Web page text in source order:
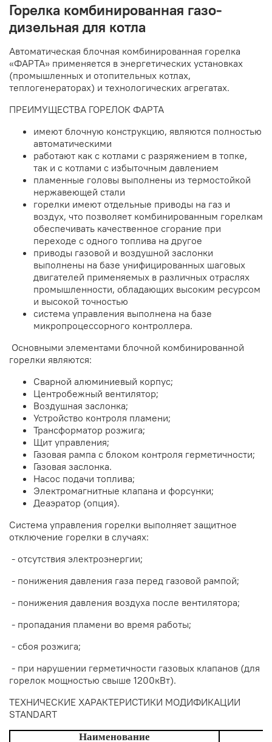
Горелка комбинированная газо-
дизельная для котла
Автоматическая блочная комбинированная горелка
«ФАРТА» применяется в энергетических установках
(промышленных и отопительных котлах,
теплогенераторах) и технологических агрегатах.
ПРЕИМУЩЕСТВА ГОРЕЛОК ФАРТА
имеют блочную конструкцию, являются полностью
автоматическими
работают как с котлами с разряжением в топке,
так и с котлами с избыточным давлением
пламенные головы выполнены из термостойкой
нержавеющей стали
горелки имеют отдельные приводы на газ и
воздух, что позволяет комбинированным горелкам
обеспечивать качественное сгорание при
переходе с одного топлива на другое
приводы газовой и воздушной заслонки
выполнены на базе унифицированных шаговых
двигателей применяемых в различных отраслях
промышленности, обладающих высоким ресурсом
и высокой точностью
система управления выполнена на базе
микропроцессорного контроллера.
Основными элементами блочной комбинированной
горелки являются:
Сварной алюминиевый корпус;
Центробежный вентилятор;
Воздушная заслонка;
Устройство контроля пламени;
Трансформатор розжига;
Щит управления;
Газовая рампа с блоком контроля герметичности;
Газовая заслонка.
Насос подачи топлива;
Электромагнитные клапана и форсунки;
Деаэратор (опция).
Система управления горелки выполняет защитное
отключение горелки в случаях:
- отсутствия электроэнергии;
- понижения давления газа перед газовой рампой;
- понижения давления воздуха после вентилятора;
- пропадания пламени во время работы;
- сбоя розжига;
- при нарушении герметичности газовых клапанов (для
горелок мощностью свыше 1200кВт).
ТЕХНИЧЕСКИЕ ХАРАКТЕРИСТИКИ МОДИФИКАЦИИ
STANDART
Наименование